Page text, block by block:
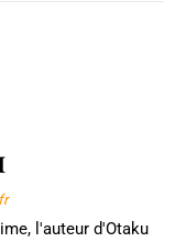
l'auteur d'Otaku